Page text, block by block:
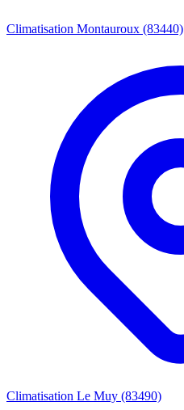
Climatisation Montauroux (83440)
Climatisation Le Muy (83490)